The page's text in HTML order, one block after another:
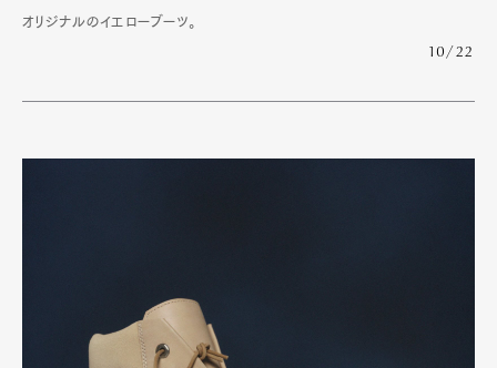
オリジナルのイエローブーツ。
10/22